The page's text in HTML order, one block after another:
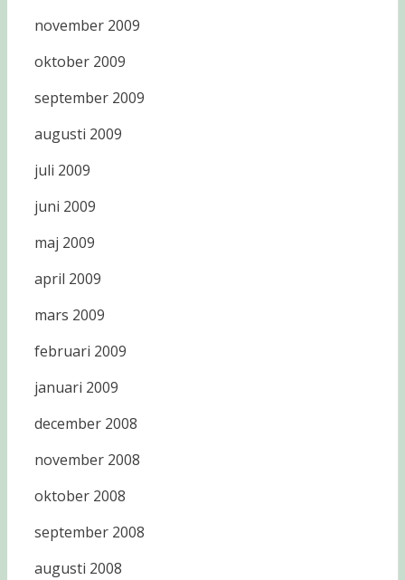
november 2009
oktober 2009
september 2009
augusti 2009
juli 2009
juni 2009
maj 2009
april 2009
mars 2009
februari 2009
januari 2009
december 2008
november 2008
oktober 2008
september 2008
augusti 2008